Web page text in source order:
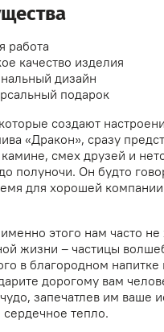
работа
качество изделия
дизайн
подарок
создают
«Дракон», сразу
смех друзей и
полуночи. Он будто
для хорошей
этого нам часто не
жизни – частицы
в благородном
дорогому вам
запечатлев им ваше
тепло.